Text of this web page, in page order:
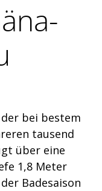
der bei bestem
tausend
über eine
1,8 Meter
Badesaison